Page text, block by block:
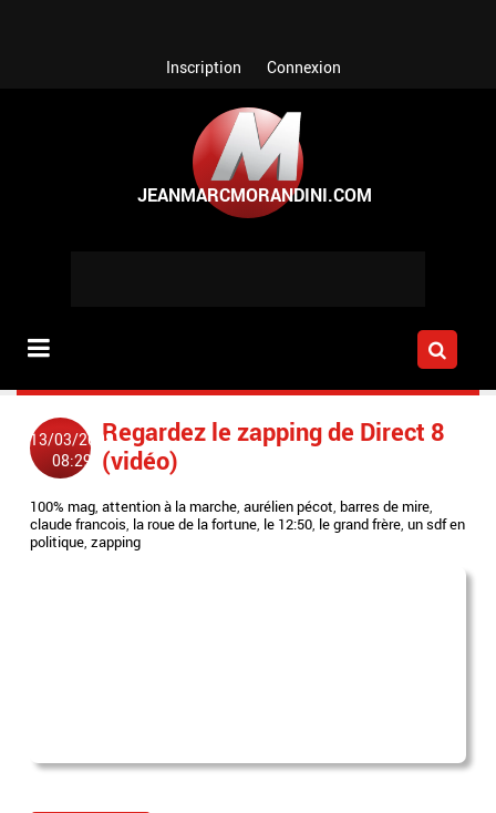
Inscription Connexion
13/03/2008
08:29
Regardez le zapping de Direct 8
(vidéo)
100% mag,attention à la marche,aurélien pécot,barres de mire,
claude francois, la roue de la fortune, le 12:50, le grand frère,un sdf en
politique,zapping